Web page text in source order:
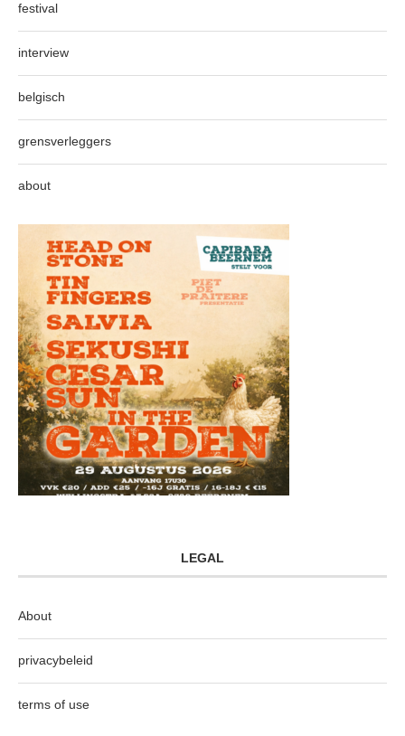
festival
interview
belgisch
grensverleggers
about
LEGAL
About
privacybeleid
terms of use